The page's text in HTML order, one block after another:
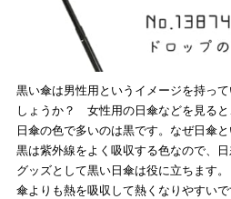
黒い傘は男性用というイメージを持っ
しょうか？ 女性用の日傘などを見ると
日傘の色で多いのは黒です。なぜ日傘
黒は紫外線をよく吸収する色なので、
グッズとして黒い日傘は役に立ちます
傘よりも熱を吸収して熱くなりやすい